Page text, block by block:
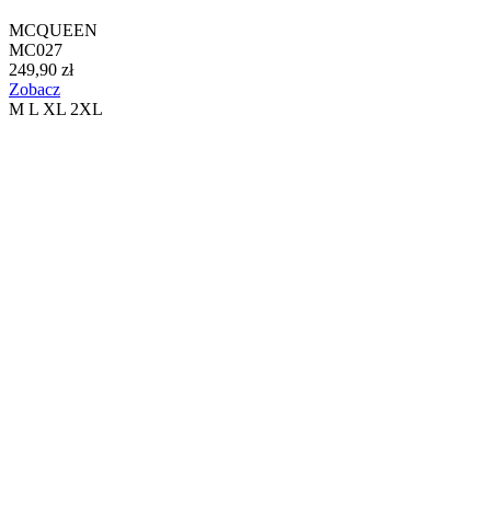
MCQUEEN
MC027
249,90 zł
Zobacz
M L XL 2XL